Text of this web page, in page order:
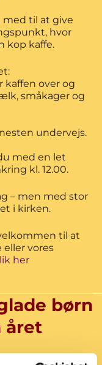
med til at give
hvor
kop kaffe.
kaffen over og
småkager og
undervejs.
med en let
kl. 12.00.
– men med stor
i kirken.
til at
vores
her
børn
året